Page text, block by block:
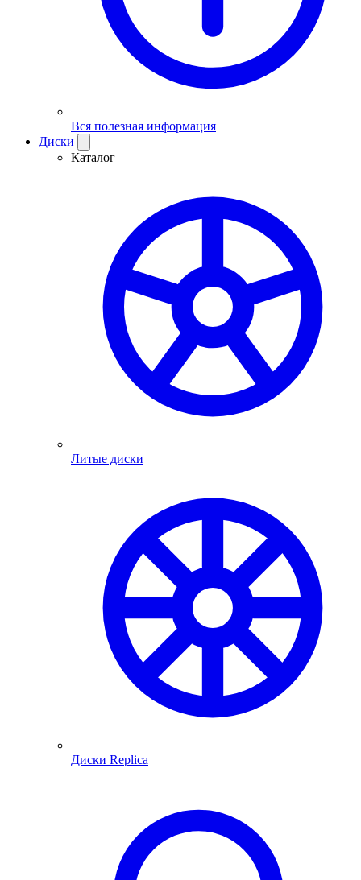
Вся полезная информация
Диски
Каталог
Литые диски
Диски Replica